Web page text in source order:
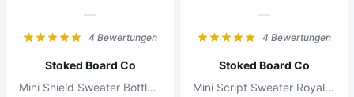
4 Bewertungen
Stoked Board Co
Mini Shield Sweater Bottle Green
4 Bewertungen
Stoked Board Co
Mini Script Sweater Royal Blue